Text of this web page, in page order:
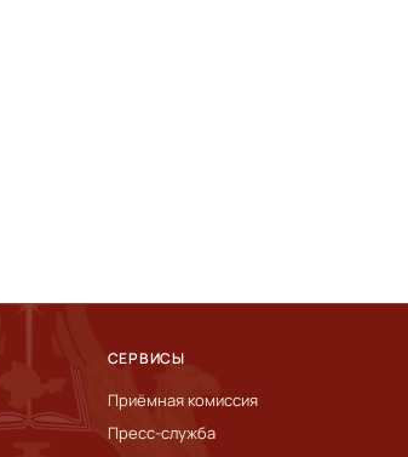
СЕРВИСЫ
Приёмная комиссия
Пресс-служба